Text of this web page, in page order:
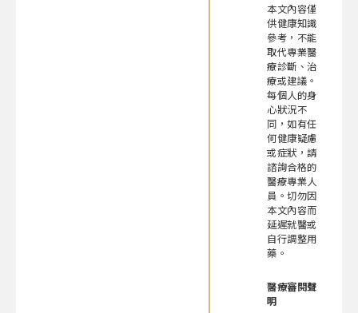
本文內容僅
供健康知識
參考，不能
取代專業醫
療診斷、治
療或建議。
每個人的身
心狀況不
同，如有任
何健康疑慮
或症狀，請
諮詢合格的
醫療專業人
員。切勿因
本文內容而
延遲就醫或
自行調整用
藥。
醫療審閱聲
明